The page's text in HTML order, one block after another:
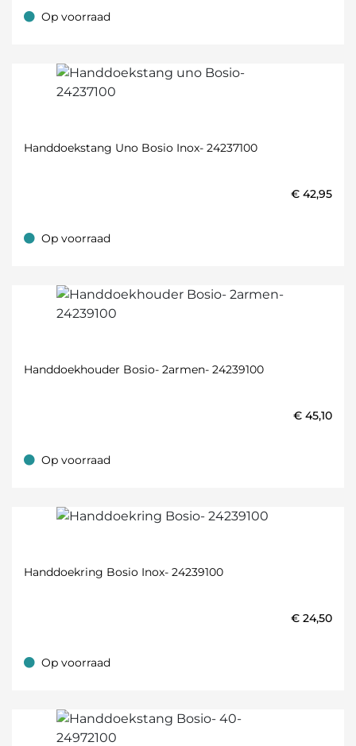
Op voorraad
Op voorraad
Handdoekstang Uno Bosio Inox- 24237100
€ 42,95
Op voorraad
Op voorraad
Handdoekhouder Bosio- 2armen- 24239100
€ 45,10
Op voorraad
Op voorraad
Handdoekring Bosio Inox- 24239100
€ 24,50
Op voorraad
Op voorraad